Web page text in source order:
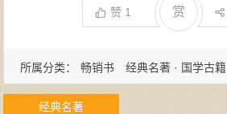
赞 1 赏
所属分类： 畅销书 经典名著 · 国学古籍
经典名著